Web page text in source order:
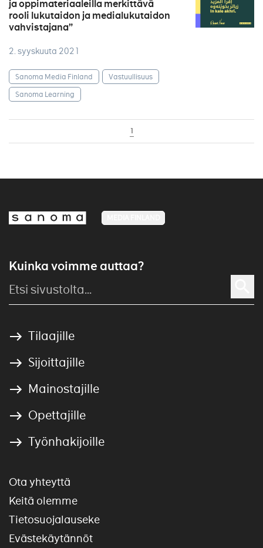
ja oppimateriaaleilla merkittävä
rooli lukutaidon ja medialukutaidon
vahvistajana”
2. syyskuuta 2021
Sanoma Media Finland
Vastuullisuus
Sanoma Learning
1
Kuinka voimme auttaa?
Tilaajille
Sijoittajille
Mainostajille
Opettajille
Työnhakijoille
Ota yhteyttä
Keitä olemme
Tietosuojalauseke
Evästekäytännöt